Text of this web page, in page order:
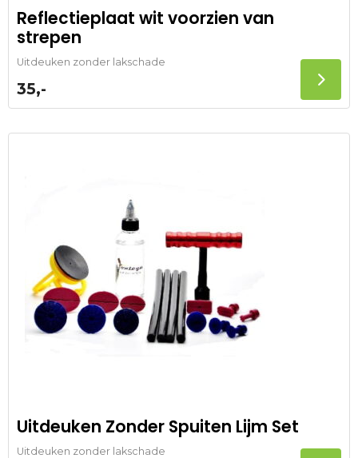
Reflectieplaat wit voorzien van
strepen
Uitdeuken zonder lakschade
35,-
Uitdeuken Zonder Spuiten Lijm Set
Uitdeuken zonder lakschade